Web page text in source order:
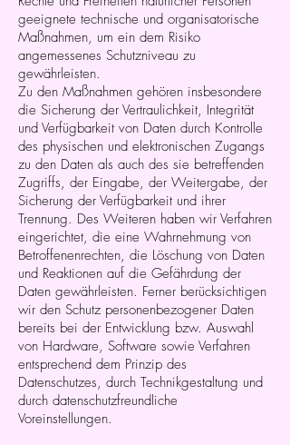
geeignete technische und organisatorische
Maßnahmen, um ein dem Risiko
angemessenes Schutzniveau zu
gewährleisten.
Zu den Maßnahmen gehören insbesondere
die Sicherung der Vertraulichkeit, Integrität
und Verfügbarkeit von Daten durch Kontrolle
des physischen und elektronischen Zugangs
zu den Daten als auch des sie betreffenden
Zugriffs, der Eingabe, der Weitergabe, der
Sicherung der Verfügbarkeit und ihrer
Trennung. Des Weiteren haben wir Verfahren
eingerichtet, die eine Wahrnehmung von
Betroffenenrechten, die Löschung von Daten
und Reaktionen auf die Gefährdung der
Daten gewährleisten. Ferner berücksichtigen
wir den Schutz personenbezogener Daten
bereits bei der Entwicklung bzw. Auswahl
von Hardware, Software sowie Verfahren
entsprechend dem Prinzip des
Datenschutzes, durch Technikgestaltung und
durch datenschutzfreundliche
Voreinstellungen.